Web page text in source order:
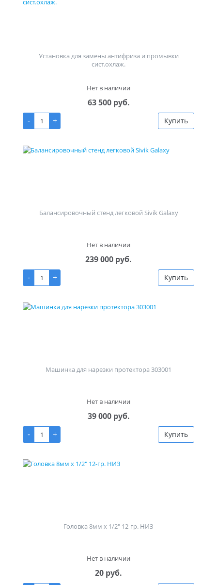
Установка для замены антифриза и промывки
сист.охлаж.
Нет в наличии
63 500 руб.
-
+ Купить
Балансировочный стенд легковой Sivik Galaxy
Нет в наличии
239 000 руб.
-
+ Купить
Машинка для нарезки протектора 303001
Нет в наличии
39 000 руб.
-
+ Купить
Головка 8мм х 1/2" 12-гр. НИЗ
Нет в наличии
20 руб.